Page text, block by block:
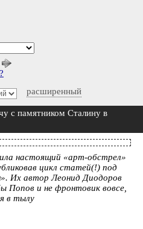
расширенный
с памятником Сталину в
настоящий «арт-обстрел»
цикл статей(!) под
Их автор Леонид Диодоров
Попов и не фронтовик вовсе,
в тылу